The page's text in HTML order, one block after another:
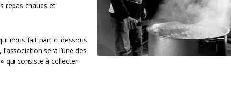
repas chauds et
nous fait part ci-dessous
sera l’une des
qui consiste à collecter